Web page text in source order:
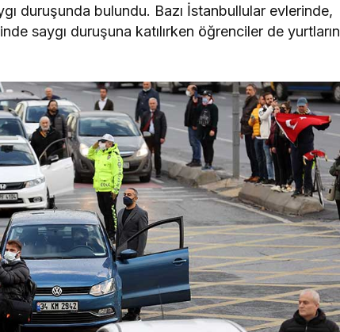
duruşunda bulundu. Bazı İstanbullular evlerinde,
saygı duruşuna katılırken öğrenciler de yurtların